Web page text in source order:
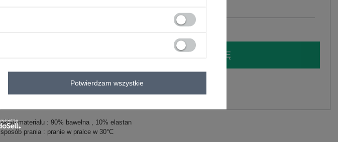
Zobacz wszystkie kolory (+2)
ZALOGUJ SIĘ I ZOBACZ CENĘ
Masz pytanie? Chętnie pomożemy.
Zadzwoń+48 601 547 740 Zadaj pytanie
skład materiału : 90% bawełna , 10% elastan
sposób prania : pranie w pralce w 30°C
Potwierdzam wszystkie